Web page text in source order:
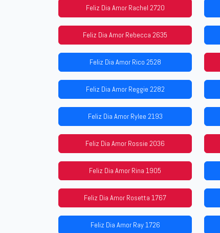
Feliz Dia Amor Rachel 2720
Feliz Dia Amor Rebecca 2635
Feliz Dia Amor Rico 2528
Feliz Dia Amor Reggie 2282
Feliz Dia Amor Rylee 2193
Feliz Dia Amor Rossie 2036
Feliz Dia Amor Rina 1905
Feliz Dia Amor Rosetta 1767
Feliz Dia Amor Ray 1726